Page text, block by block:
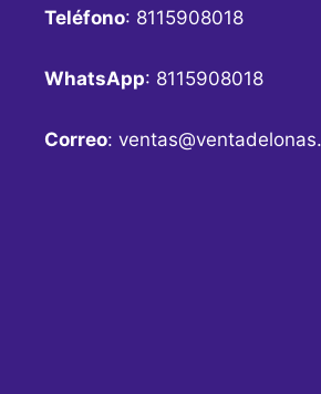
Teléfono: 8115908018
WhatsApp: 8115908018
Correo: